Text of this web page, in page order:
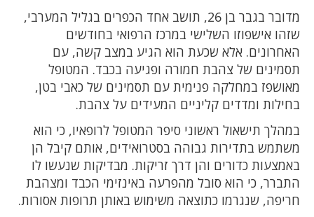
מדובר בגבר בן 26, תושב אחד הכפרים בגליל המערבי,
שזהו אישפוזו השלישי במרכז הרפואי בחודשים
האחרונים. אלא שכעת הוא הגיע במצב קשה, עם
תסמינים של צהבת חמורה ופגיעה בכבד. המטופל
מאושפז במחלקה פנימית עם תסמינים של כאבי בטן,
בחילות ומדדים קליניים המעידים על צהבת.
במהלך תישאול ראשוני סיפר המטופל לרופאיו, כי הוא
משתמש בתדירות גבוהה בסטרואידים, אותם קיבל הן
באמצעות כדורים והן דרך זריקות. מבדיקות שנעשו לו
התברר, כי הוא סובל מהפרעה באינזימי הכבד ומצהבת
חריפה, שנגרמו כתוצאה משימוש באותן תרופות אסורות.